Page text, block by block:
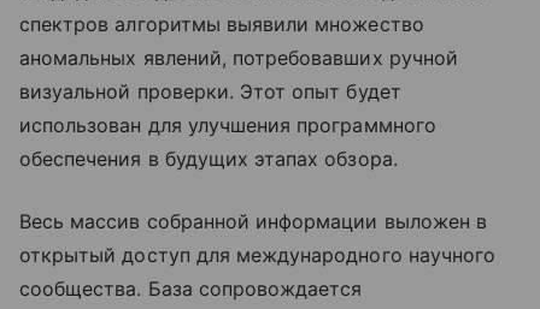
спектров алгоритмы выявили множество
аномальных явлений, потребовавших ручной
визуальной проверки. Этот опыт будет
использован для улучшения программного
обеспечения в будущих этапах обзора.
Весь массив собранной информации выложен в
открытый доступ для международного научного
сообщества. База сопровождается